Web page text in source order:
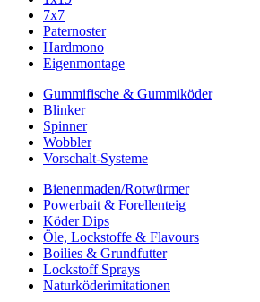
7x7
Paternoster
Hardmono
Eigenmontage
Gummifische & Gummiköder
Blinker
Spinner
Wobbler
Vorschalt-Systeme
Bienenmaden/Rotwürmer
Powerbait & Forellenteig
Köder Dips
Öle, Lockstoffe & Flavours
Boilies & Grundfutter
Lockstoff Sprays
Naturköderimitationen